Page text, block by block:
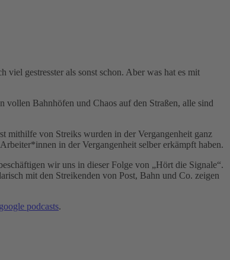
gestresster als sonst schon. Aber was hat es mit
Bahnhöfen und Chaos auf den Straßen, alle sind
mithilfe von Streiks wurden in der Vergangenheit ganz
in der Vergangenheit selber erkämpft haben.
wir uns in dieser Folge von „Hört die Signale“.
mit den Streikenden von Post, Bahn und Co. zeigen
google podcasts.